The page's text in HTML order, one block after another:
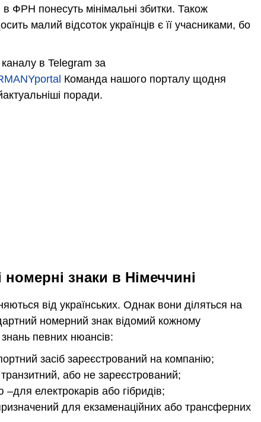
ФРН понесуть мінімальні збитки. Також
малий відсоток українців є її учасниками, бо
в Telegram за
Команда нашого порталу щодня
поради.
знаки в Німеччині
від українських. Однак вони діляться на
номерний знак відомий кожному
певних нюансів:
засіб зареєстрований на компанію;
або не зареєстрований;
електрокарів або гібридів;
для екзаменаційних або трансферних